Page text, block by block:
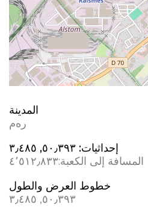
المدينة
رەم
إحداثيات: ٥٠٫٣٩٣, ٣٫٤٨٥
المسافة إلى الكعبة:٤٬٥١٢٫٨٣٣
خطوط العرض والطول
٥٠٫٣٩٣, ٣٫٤٨٥